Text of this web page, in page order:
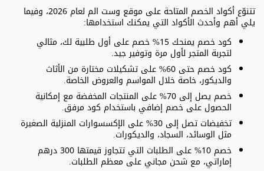
تتنوّع أكواد الخصم المتاحة على موقع وست الم لعام 2026، وفيما
يلي أهم وأحدث الأكواد التي يمكنك استخدامها:
كود خصم يمنحك 15% خصم على أول طلبية لك، مثالي
لتجربة المتجر لأول مرة وتوفير جيد.
كود خصم حتى 60% على تشكيلات مختارة من الأثاث
والديكور، خاصة خلال المواسم والعروض الخاصة.
خصم يصل إلى 70% على المنتجات المخفضة مع إمكانية
الحصول على خصم إضافي باستخدام كود مرفق.
تخفيضات تصل إلى 30% على الإكسسوارات المنزلية الصغيرة
مثل الوسائد، السجاد، والديكورات.
خصم 10% على الطلبات التي تتجاوز قيمتها 300 درهم
إماراتي، مع شحن مجاني على معظم الطلبات.